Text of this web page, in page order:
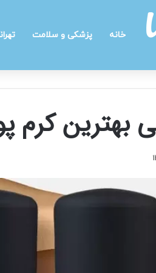
خانه پزشکی و سلامت
بهترین